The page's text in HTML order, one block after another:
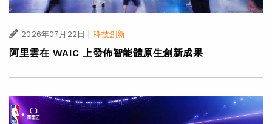
2026年07月22日 | 科技創新
阿里雲在 WAIC 上發佈智能體原生創新成果